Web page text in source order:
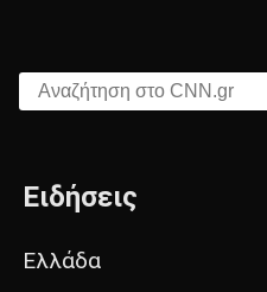
Αναζήτηση στο CNN.gr
Ειδήσεις
Ελλάδα